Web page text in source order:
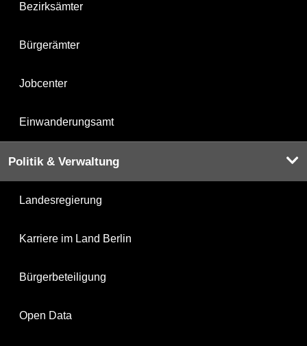
Bezirksämter
Bürgerämter
Jobcenter
Einwanderungsamt
Politik & Verwaltung
Landesregierung
Karriere im Land Berlin
Bürgerbeteiligung
Open Data